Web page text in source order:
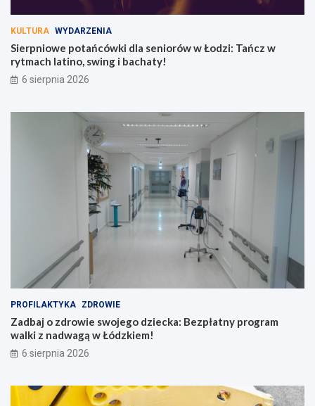
KULTURA WYDARZENIA
Sierpniowe potańcówki dla seniorów w Łodzi: Tańcz w
rytmach latino, swing i bachaty!
6 sierpnia 2026
PROFILAKTYKA ZDROWIE
Zadbaj o zdrowie swojego dziecka: Bezpłatny program
walki z nadwagą w Łódzkiem!
6 sierpnia 2026